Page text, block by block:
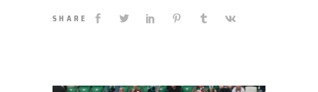
SHARE